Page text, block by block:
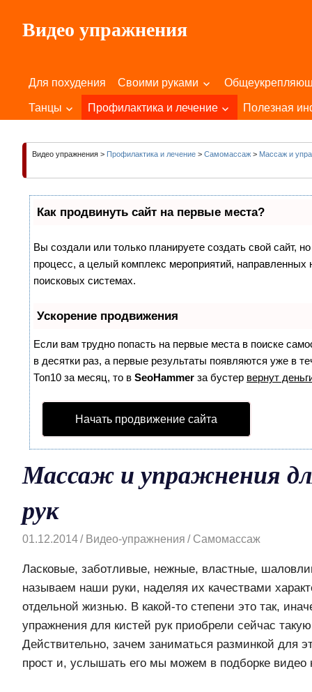
содержимому
Видео упражнения
Вашего
Для похудения Своими руками
Танцы Профилактика и лечение Полезная
Видео упражнения > Профилактика и лечение > Самомассаж > Массаж и
Как продвинуть сайт на первые места?
Вы создали или только планируете создать свой сайт,
процесс, а целый комплекс мероприятий,
поисковых системах.
Ускорение продвижения
Если вам трудно попасть на первые места в поиске
в десятки раз, а первые результаты появляются уже в
Топ10 за месяц, то в SeoHammer за бустер вернут
Начать продвижение сайта
Массаж и упражнения
рук
01.12.2014 Видео-упражнения Самомассаж
Ласковые, заботливые, нежные, властные,
называем наши руки, наделяя их качествами
отдельной жизнью. В какой-то степени это так,
упражнения для кистей рук приобрели сейчас
Действительно, зачем заниматься разминкой для
прост и, услышать его мы можем в подборке видео